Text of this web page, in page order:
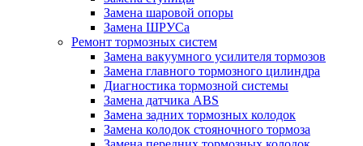
Замена шаровой опоры
Замена ШРУСа
Ремонт тормозных систем
Замена вакуумного усилителя тормозов
Замена главного тормозного цилиндра
Диагностика тормозной системы
Замена датчика ABS
Замена задних тормозных колодок
Замена колодок стояночного тормоза